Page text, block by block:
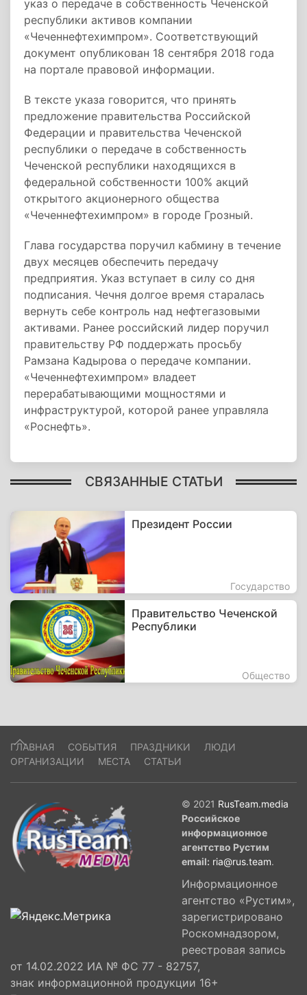
указ о передаче в собственность Чеченской
республики активов компании
«Чеченнефтехимпром». Соответствующий
документ опубликован 18 сентября 2018 года
на портале правовой информации.
В тексте указа говорится, что принять
предложение правительства Российской
Федерации и правительства Чеченской
республики о передаче в собственность
Чеченской республики находящихся в
федеральной собственности 100% акций
открытого акционерного общества
«Чеченнефтехимпром» в городе Грозный.
Глава государства поручил кабмину в течение
двух месяцев обеспечить передачу
предприятия. Указ вступает в силу со дня
подписания. Чечня долгое время старалась
вернуть себе контроль над нефтегазовыми
активами. Ранее российский лидер поручил
правительству РФ поддержать просьбу
Рамзана Кадырова о передаче компании.
«Чеченнефтехимпром» владеет
перерабатывающими мощностями и
инфраструктурой, которой ранее управляла
«Роснефть».
СВЯЗАННЫЕ СТАТЬИ
Президент России
Государство
Правительство Чеченской
Республики
Общество
ГЛАВНАЯ СОБЫТИЯ ПРАЗДНИКИ
ЛЮДИ
ОРГАНИЗАЦИИ
МЕСТА СТАТЬИ
© 2021 RusTeam.media
Российское
информационное
агентство Рустим
email: ria@rus.team.
Информационное
агентство «Рустим»,
зарегистрировано
Роскомнадзором,
реестровая запись
от 14.02.2022 ИА № ФС 77 - 82757,
знак информационной продукции 16+